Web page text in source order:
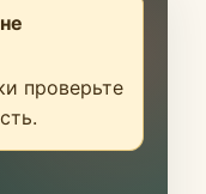
проверьте